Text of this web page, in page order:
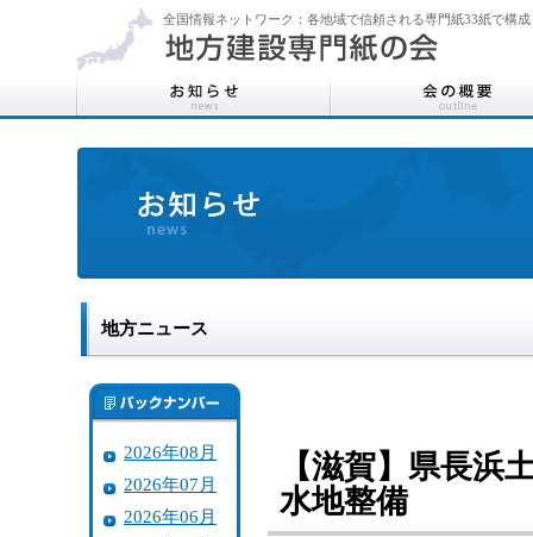
全国情報ネットワーク：各地域で信頼される専門紙33紙で構成
地方ニュース
2026年08月
2026年07月
2026年06月
【滋賀】県長
水地整備